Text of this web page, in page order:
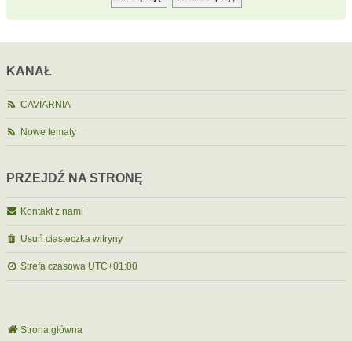
KANAŁ
CAVIARNIA
Nowe tematy
PRZEJDŹ NA STRONĘ
Kontakt z nami
Usuń ciasteczka witryny
Strefa czasowa UTC+01:00
Strona główna